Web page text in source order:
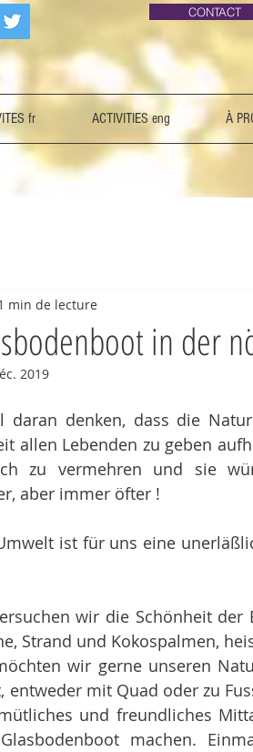
CONTACT
fr ACTIVITIES eng À
in der
min de lecture
2019
daran denken, dass die
allen Lebenden zu geben
zu vermehren und sie
aber immer öfter !
ist für uns eine
wir die Schönheit der
Strand und Kokospalmen,
wir gerne unseren
entweder mit Quad oder zu
und freundliches
machen.